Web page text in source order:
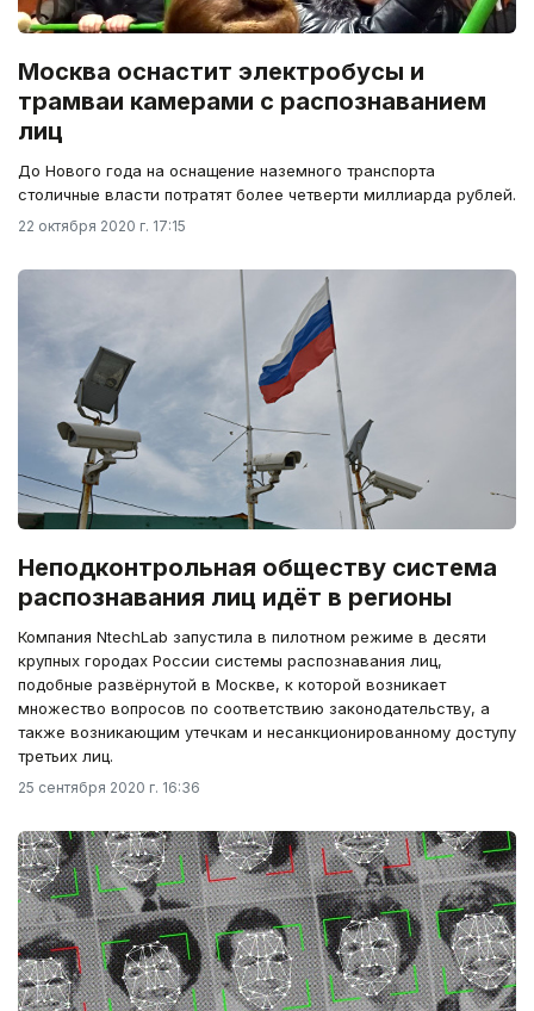
Москва оснастит электробусы и
трамваи камерами с распознаванием
лиц
До Нового года на оснащение наземного транспорта
столичные власти потратят более четверти миллиарда рублей.
22 октября 2020 г. 17:15
Неподконтрольная обществу система
распознавания лиц идёт в регионы
Компания NtechLab запустила в пилотном режиме в десяти
крупных городах России системы распознавания лиц,
подобные развёрнутой в Москве, к которой возникает
множество вопросов по соответствию законодательству, а
также возникающим утечкам и несанкционированному доступу
третьих лиц.
25 сентября 2020 г. 16:36